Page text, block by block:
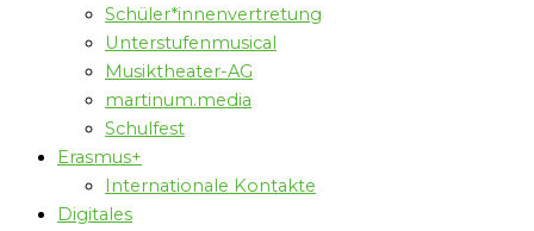
Schüler*innenvertretung
Unterstufenmusical
Musiktheater-AG
martinum.media
Schulfest
Erasmus+
Internationale Kontakte
Digitales